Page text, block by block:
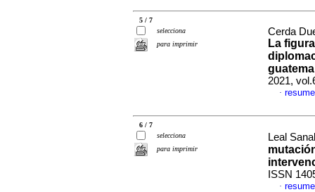
5 / 7
selecciona
para imprimir
Cerda
La
2021,
·
6 / 7
selecciona
para imprimir
Leal
ISSN
·